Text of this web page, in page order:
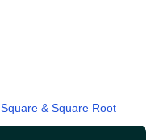
Square & Square Root